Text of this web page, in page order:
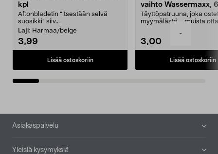
-
kpl
Aftonbladetin "itsestään selvä
suosikki" siiv...
Laji: Harmaa/beige
3,99
Lisää ostoskoriin
vaihto Wassermaxx,
Täyttöpatruuna, joka
myymälästä – muista
3,00
Lisää ostoskoriin
Alatunniste
Asiakaspalvelu
Yleisiä kysymyksiä